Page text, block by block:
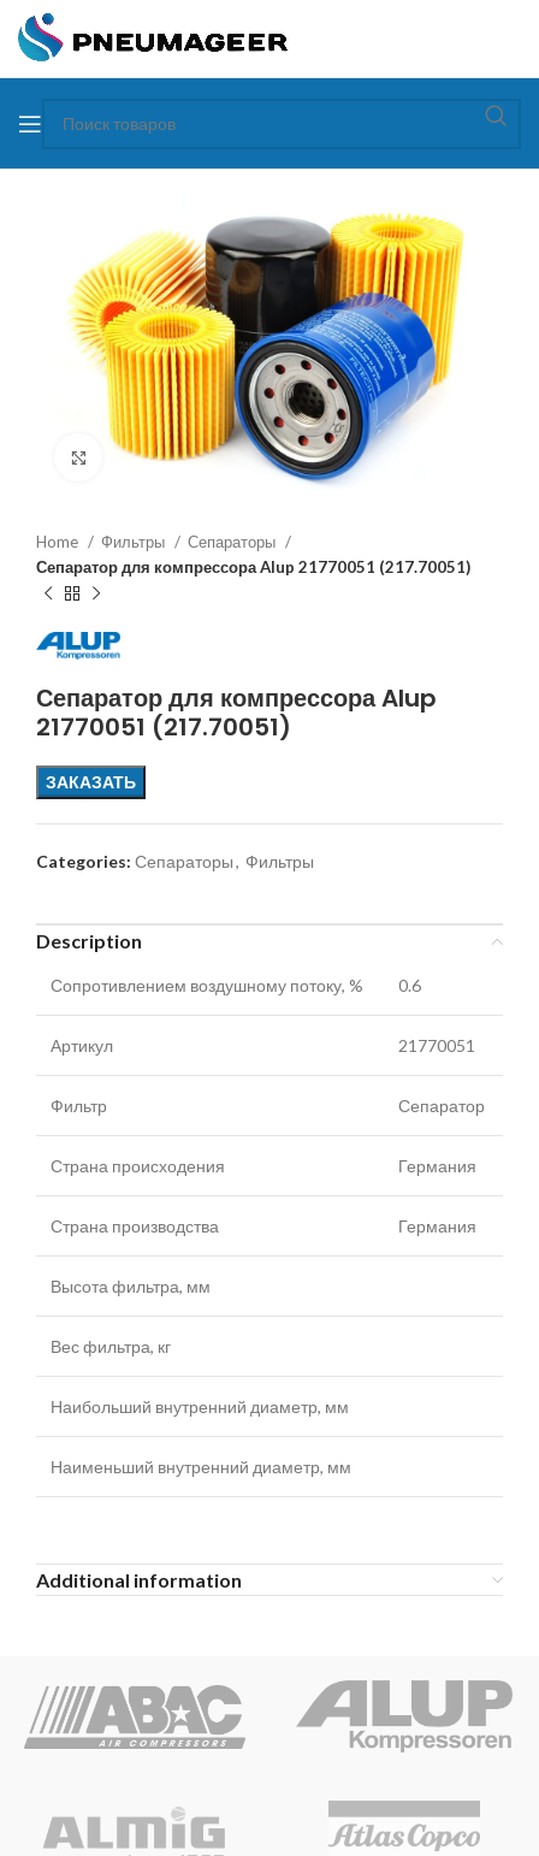
Увеличить
Home Фильтры
Сепараторы
Сепаратор для компрессора Alup 21770051 (217.70051)
Сепаратор для компрессора Alup
21770051 (217.70051)
ЗАКАЗАТЬ
Categories: Сепараторы, Фильтры
Description
Сопротивлением воздушному потоку, % 0.6
Артикул 21770051
Фильтр Сепаратор
Страна происходения Германия
Страна производства Германия
Высота фильтра, мм
Вес фильтра, кг
Наибольший внутренний диаметр, мм
Наименьший внутренний диаметр, мм
Additional information